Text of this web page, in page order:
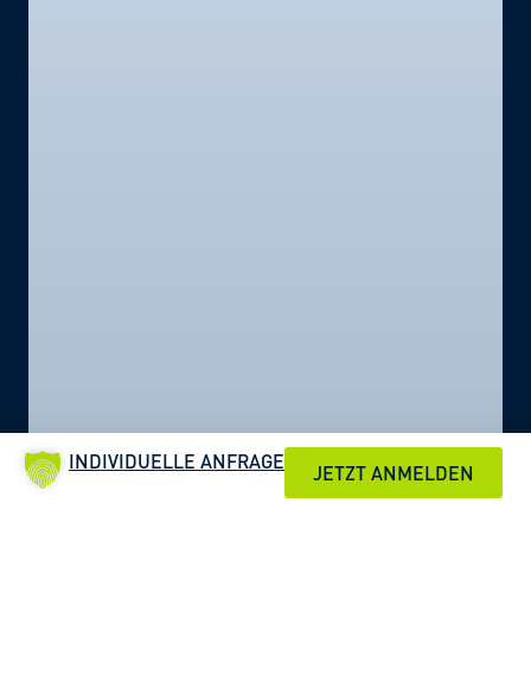
JETZT ANMELDEN
INDIVIDUELLE ANFRAGE